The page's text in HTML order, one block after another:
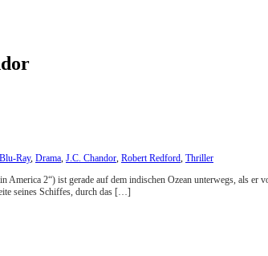
Blu-Ray, Drama, J.C. Chandor, Robert Redford, Thriller
America 2“) ist gerade auf dem indischen Ozean unterwegs, als
seines Schiffes, durch das […]